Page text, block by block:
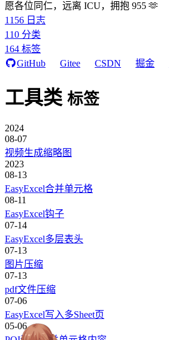
愿各位同仁，远离 ICU，拥抱 955 🫶
1156 日志
110 分类
164 标签
GitHub
Gitee CSDN 掘金
工具类 标签
2024
08-07
视频生成缩略图
2023
08-13
EasyExcel合并单元格
08-11
EasyExcel钩子
07-14
EasyExcel多层表头
07-13
图片压缩
07-13
pdf文件压缩
07-06
EasyExcel写入多Sheet页
05-06